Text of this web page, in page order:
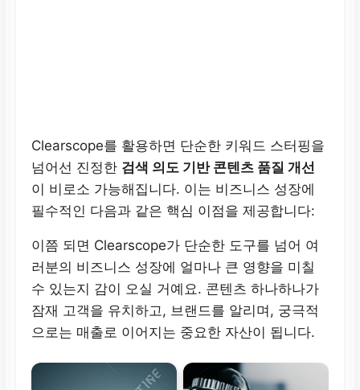
Clearscope를 활용하면 단순한 키워드 스터핑을
넘어선 진정한 검색 의도 기반 콘텐츠 품질 개선
이 비로소 가능해집니다. 이는 비즈니스 성장에
필수적인 다음과 같은 핵심 이점을 제공합니다:
이쯤 되면 Clearscope가 단순한 도구를 넘어 여
러분의 비즈니스 성장에 얼마나 큰 영향을 미칠
수 있는지 감이 오실 거예요. 콘텐츠 하나하나가
잠재 고객을 유치하고, 브랜드를 알리며, 궁극적
으로는 매출로 이어지는 중요한 자산이 됩니다.